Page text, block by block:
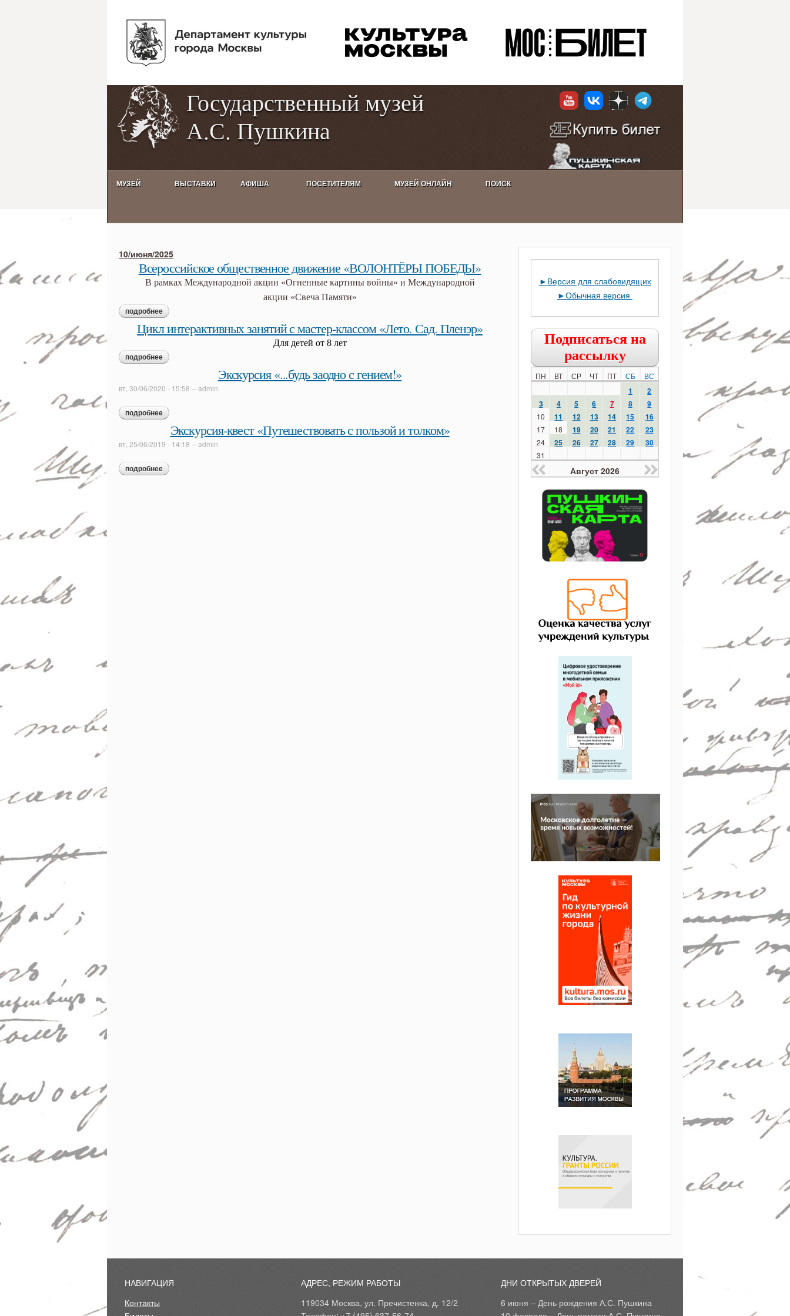
содержанию
contrast
Государственный музей
А.С. Пушкина
МУЗЕЙ ВЫСТАВКИ АФИША ПОСЕТИТЕЛЯМ МУЗЕЙ ОНЛАЙН ПОИСК
Activities calendar
10/июня/2025
Всероссийское общественное движение «ВОЛОНТЁРЫ ПОБЕДЫ»
В рамках Международной акции «Огненные картины войны» и Международной
акции «Свеча Памяти»
подробнее о всероссийское общественное движение «волонтёры победы»
Цикл интерактивных занятий с мастер-классом «Лето. Сад. Пленэр»
Для детей от 8 лет
подробнее о цикл интерактивных занятий с мастер-классом «лето. сад. пленэр»
Экскурсия «...будь заодно с гением!»
вт, 30/06/2020 - 15:58 --admin
подробнее о экскурсия «...будь заодно с гением!»
Экскурсия-квест «Путешествовать с пользой и толком»
вт, 25/06/2019 - 14:18 --admin
подробнее о экскурсия-квест «путешествовать с пользой и толком»
► Версия для слабовидящих
►Обычная версия
Подписаться на
рассылку
ПН ВТ СР ЧТ ПТ СБ ВС
1
2
3
4 5 6 7 8 9
10 11 12 13 14 15 16
17 18 19 20 21 22 23
24 25 26 27 28 29 30
31
Август 2026
НАВИГАЦИЯ
Контакты
АДРЕС, РЕЖИМ РАБОТЫ
119034 Москва, ул. Пречистенка, д. 12/2
ДНИ ОТКРЫТЫХ ДВЕРЕЙ
6 июня – День рождения А.С. Пушкина